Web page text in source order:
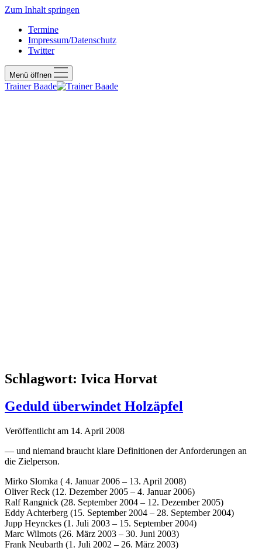
Zum Inhalt springen
Termine
Impressum/Datenschutz
Twitter
Menü öffnen
Trainer Baade
Schlagwort: Ivica Horvat
Geduld überwindet Holzäpfel
Veröffentlicht am 14. April 2008
— und niemand braucht klare Definitionen der Anforderungen an
die Zielperson.
Mirko Slomka ( 4. Januar 2006 – 13. April 2008)
Oliver Reck (12. Dezember 2005 – 4. Januar 2006)
Ralf Rangnick (28. September 2004 – 12. Dezember 2005)
Eddy Achterberg (15. September 2004 – 28. September 2004)
Jupp Heynckes (1. Juli 2003 – 15. September 2004)
Marc Wilmots (26. März 2003 – 30. Juni 2003)
Frank Neubarth (1. Juli 2002 – 26. März 2003)